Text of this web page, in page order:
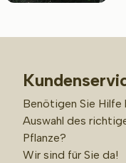
Benötigen Sie Hilfe
Auswahl des
Pflanze?
Wir sind für Sie da!